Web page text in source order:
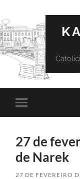
Toggle
mobile
27 de
de Narek
27 DE FEVEREIRO